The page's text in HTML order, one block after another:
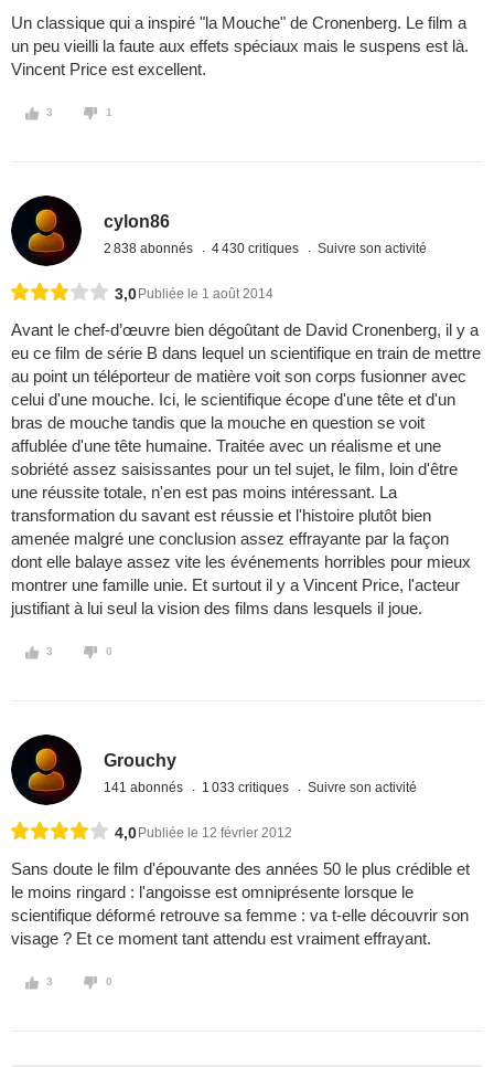
Un classique qui a inspiré "la Mouche" de Cronenberg. Le film a
un peu vieilli la faute aux effets spéciaux mais le suspens est là.
Vincent Price est excellent.
3 1
cylon86
2 838 abonnés 4 430 critiques Suivre son activité
3,0 Publiée le 1 août 2014
Avant le chef-d’œuvre bien dégoûtant de David Cronenberg, il y a
eu ce film de série B dans lequel un scientifique en train de mettre
au point un téléporteur de matière voit son corps fusionner avec
celui d'une mouche. Ici, le scientifique écope d'une tête et d'un
bras de mouche tandis que la mouche en question se voit
affublée d'une tête humaine. Traitée avec un réalisme et une
sobriété assez saisissantes pour un tel sujet, le film, loin d'être
une réussite totale, n'en est pas moins intéressant. La
transformation du savant est réussie et l'histoire plutôt bien
amenée malgré une conclusion assez effrayante par la façon
dont elle balaye assez vite les événements horribles pour mieux
montrer une famille unie. Et surtout il y a Vincent Price, l'acteur
justifiant à lui seul la vision des films dans lesquels il joue.
3 0
Grouchy
141 abonnés 1 033 critiques Suivre son activité
4,0 Publiée le 12 février 2012
Sans doute le film d'épouvante des années 50 le plus crédible et
le moins ringard : l'angoisse est omniprésente lorsque le
scientifique déformé retrouve sa femme : va t-elle découvrir son
visage ? Et ce moment tant attendu est vraiment effrayant.
3 0